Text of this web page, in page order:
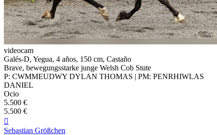
videocam
Galés-D, Yegua, 4 años, 150 cm, Castaño
Brave, bewegungsstarke junge Welsh Cob Stute
P: CWMMEUDWY DYLAN THOMAS | PM: PENRHIWLAS
DANIEL
Ocio
5.500 €
5.500 €

Sebastian Größchen